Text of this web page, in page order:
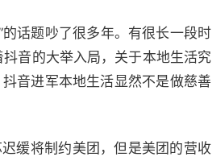
话题吵了很多年。有很长一段时
音的大举入局，关于本地生活究
音进军本地生活显然不是做慈善
缓将制约美团，但是美团的营收